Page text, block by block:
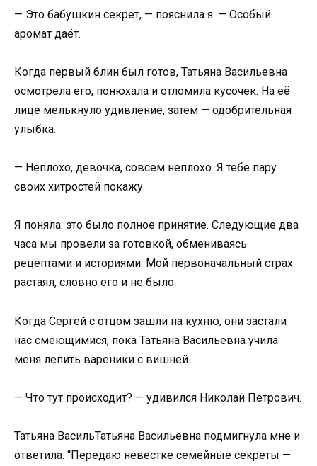
— Это бабушкин секрет, — пояснила я. — Особый
аромат даёт.
Когда первый блин был готов, Татьяна Васильевна
осмотрела его, понюхала и отломила кусочек. На её
лице мелькнуло удивление, затем — одобрительная
улыбка.
— Неплохо, девочка, совсем неплохо. Я тебе пару
своих хитростей покажу.
Я поняла: это было полное принятие. Следующие два
часа мы провели за готовкой, обмениваясь
рецептами и историями. Мой первоначальный страх
растаял, словно его и не было.
Когда Сергей с отцом зашли на кухню, они застали
нас смеющимися, пока Татьяна Васильевна учила
меня лепить вареники с вишней.
— Что тут происходит? — удивился Николай Петрович.
Татьяна ВасильТатьяна Васильевна подмигнула мне и
ответила: “Передаю невестке семейные секреты —